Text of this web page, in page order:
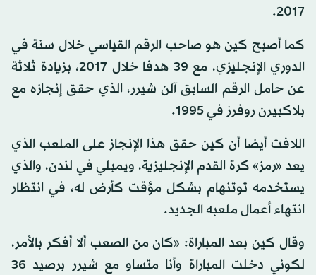
2017.
كما أصبح كين هو صاحب الرقم القياسي خلال سنة في
الدوري الإنجليزي، مع 39 هدفا خلال 2017، بزيادة ثلاثة
عن حامل الرقم السابق آلن شيرر، الذي حقق إنجازه مع
بلاكبيرن روفرز في 1995.
اللافت أيضا أن كين حقق هذا الإنجاز على الملعب الذي
يعد «رمز» كرة القدم الإنجليزية، ويمبلي في لندن، والذي
يستخدمه توتنهام بشكل مؤقت كأرض له، في انتظار
انتهاء أعمال ملعبه الجديد.
وقال كين بعد المباراة: «كان من الصعب ألا أفكر بالأمر،
لكوني دخلت المباراة وأنا متساو مع شيرر برصيد 36